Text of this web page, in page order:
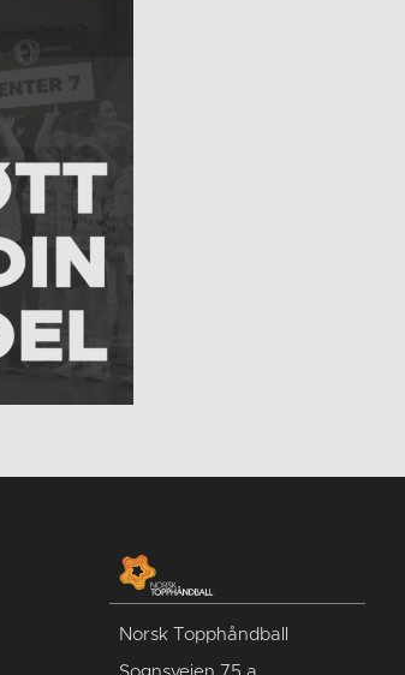
Norsk Topphåndball